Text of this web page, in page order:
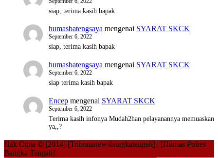
siap, terima kasih bapak
humasbatengsaya mengenai SYARAT SKCK
September 6, 2022
siap, terima kasih bapak
humasbatengsaya mengenai SYARAT SKCK
September 6, 2022
siap terima kasih bapak
Encep mengenai SYARAT SKCK
September 6, 2022
Terima kasih infonya Mudah2han pelayanannya memuaskan
ya,,?
Hak Cipta © [2014] [Tribratanewsbnagkatengah] | [Humas Polres
Bangka Tengah]